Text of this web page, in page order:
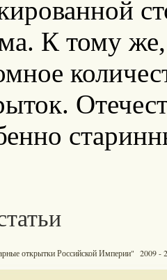
К тому
открытки Российской Империи" 2009 -